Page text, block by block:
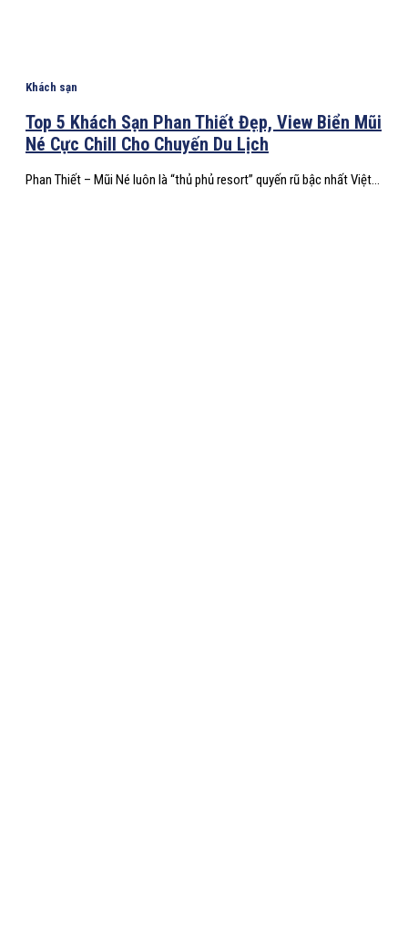
Khách sạn
Top 5 Khách Sạn Phan Thiết Đẹp, View Biển Mũi
Né Cực Chill Cho Chuyến Du Lịch
Phan Thiết – Mũi Né luôn là “thủ phủ resort” quyến rũ bậc nhất Việt...